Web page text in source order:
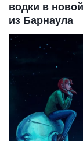
водки в
из Барнаула